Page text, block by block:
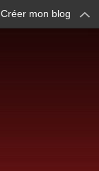
Créer mon blog